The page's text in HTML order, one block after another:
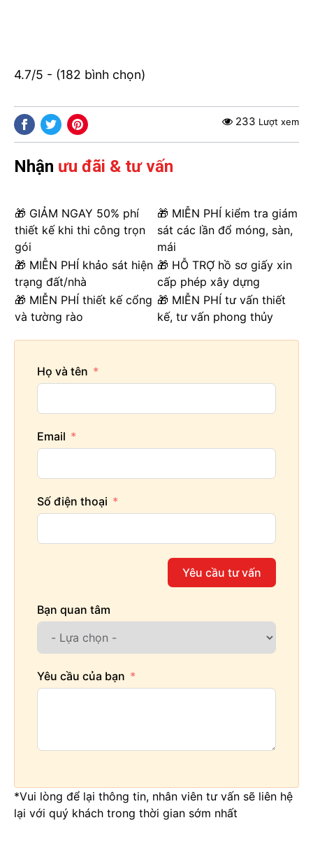
4.7/5 - (182 bình chọn)
233 Lượt xem
Nhận ưu đãi & tư vấn
🎁 GIẢM NGAY 50% phí
thiết kế khi thi công trọn
gói
🎁 MIỄN PHÍ kiểm tra giám
sát các lần đổ móng, sàn,
mái
🎁 MIỄN PHÍ khảo sát hiện
trạng đất/nhà
🎁 HỖ TRỢ hồ sơ giấy xin
cấp phép xây dựng
🎁 MIỄN PHÍ thiết kế cổng
và tường rào
🎁 MIỄN PHÍ tư vấn thiết
kế, tư vấn phong thủy
Họ và tên
Email
Số điện thoại
Yêu cầu tư vấn
Bạn quan tâm
Yêu cầu của bạn
*Vui lòng để lại thông tin, nhân viên tư vấn sẽ liên hệ
lại với quý khách trong thời gian sớm nhất